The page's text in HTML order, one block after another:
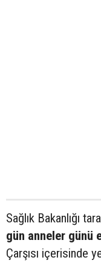
Sağlık Bakanlığı
gün anneler günü
Çarşısı içerisinde